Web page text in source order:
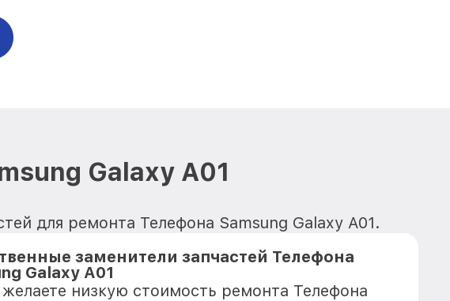
Galaxy A01
для ремонта Телефона Samsung Galaxy A01.
заменители запчастей Телефона
Galaxy A01
низкую стоимость ремонта Телефона